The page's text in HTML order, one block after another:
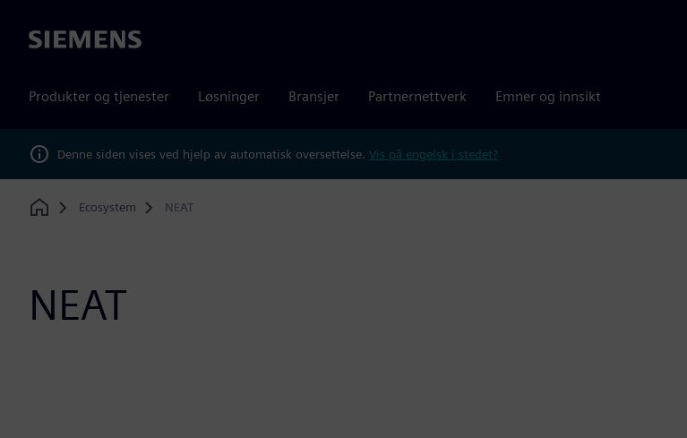
Siemens
Produkter og tjenester Løsninger Bransjer Partnernettverk Emner og innsikt
Denne siden vises ved hjelp av automatisk oversettelse. Vis på engelsk i stedet?
Home
Ecosystem NEAT
NEAT